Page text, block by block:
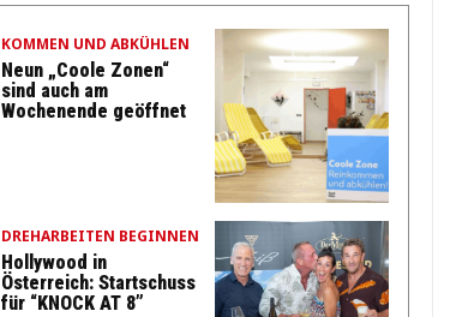
KOMMEN UND ABKÜHLEN
Neun „Coole Zonen“
sind auch am
Wochenende geöffnet
DREHARBEITEN BEGINNEN
Hollywood in
Österreich: Startschuss
für “KNOCK AT 8”